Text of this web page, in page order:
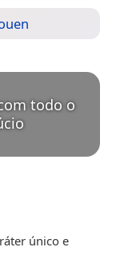
todo o
único e